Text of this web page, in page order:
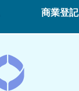
商業登記